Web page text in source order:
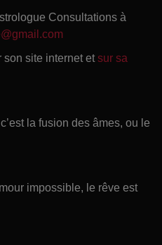
Consultations à
son site internet et sur sa
la fusion des âmes, ou le
impossible, le rêve est